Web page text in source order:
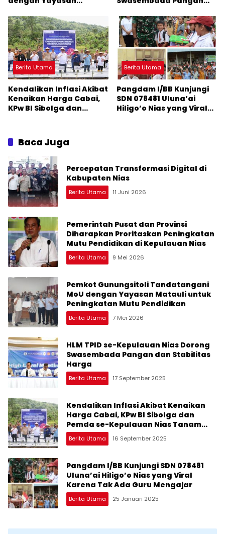
Peningkatan Mutu
Pendidikan
Berita Utama
Kendalikan Inflasi Akibat
Kenaikan Harga Cabai,
KPw BI Sibolga dan
Serentak
Berita Utama
Pangdam I/BB Kunjungi
SDN 078481 Uluna’ai
Hiligo’o Nias yang Viral
Baca Juga
Percepatan Transformasi Digital di
Kabupaten Nias
Berita Utama 11 Juni 2026
Pemerintah Pusat dan Provinsi
Diharapkan Proritaskan Peningkatan
Mutu Pendidikan di Kepulauan Nias
Berita Utama 9 Mei 2026
Pemkot Gunungsitoli Tandatangani
MoU dengan Yayasan Matauli untuk
Peningkatan Mutu Pendidikan
Berita Utama 7 Mei 2026
HLM TPID se-Kepulauan Nias Dorong
Swasembada Pangan dan Stabilitas
Harga
Berita Utama 17 September 2025
Kendalikan Inflasi Akibat Kenaikan
Harga Cabai, KPw BI Sibolga dan
Pemda se-Kepulauan Nias Tanam
Cabai Merah Serentak
Berita Utama 16 September 2025
Pangdam I/BB Kunjungi SDN 078481
Uluna’ai Hiligo’o Nias yang Viral
Karena Tak Ada Guru Mengajar
Berita Utama 25 Januari 2025